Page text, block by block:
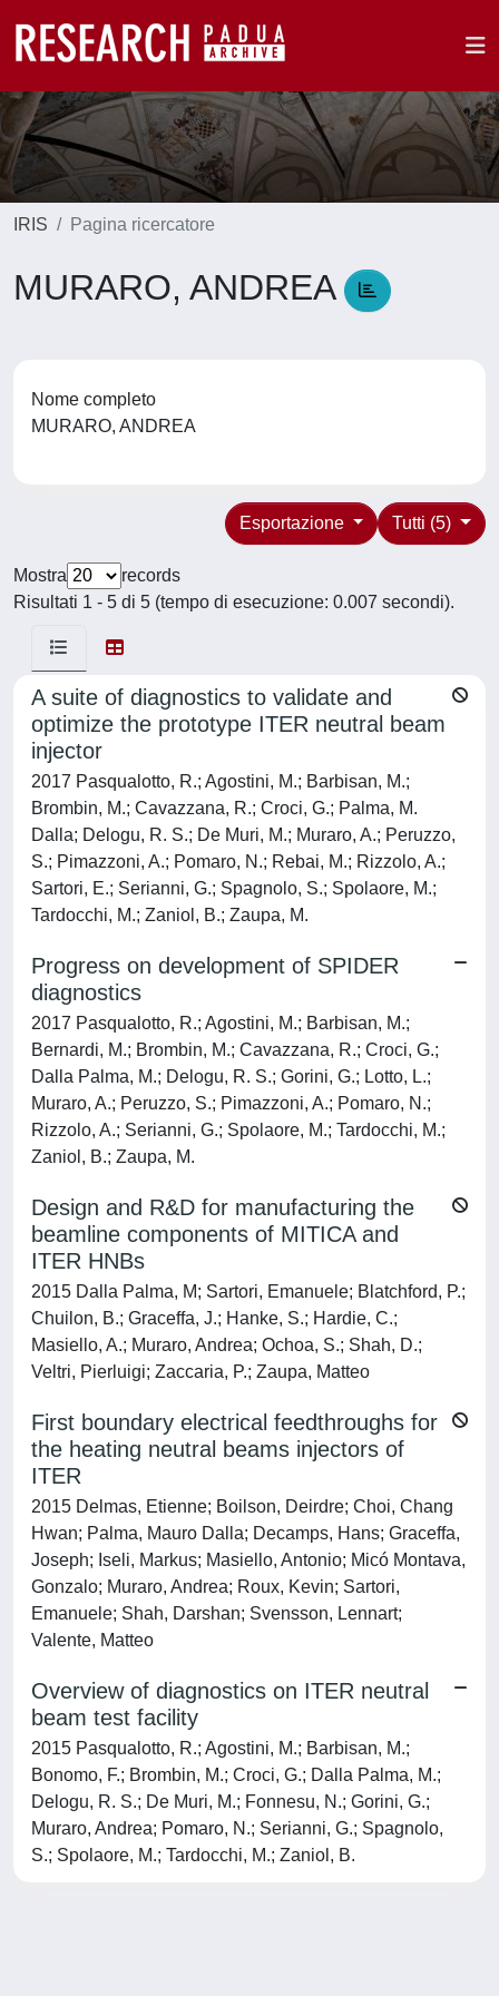
IRIS Pagina ricercatore
MURARO, ANDREA
Nome completo
MURARO, ANDREA
Tutti (5)
Esportazione
Mostra
records
Risultati 1 - 5 di 5 (tempo di esecuzione: 0.007 secondi).
A suite of diagnostics to validate and
optimize the prototype ITER neutral beam
injector
2017 Pasqualotto, R.; Agostini, M.; Barbisan, M.;
Brombin, M.; Cavazzana, R.; Croci, G.; Palma, M.
Dalla; Delogu, R. S.; De Muri, M.; Muraro, A.; Peruzzo,
S.; Pimazzoni, A.; Pomaro, N.; Rebai, M.; Rizzolo, A.;
Sartori, E.; Serianni, G.; Spagnolo, S.; Spolaore, M.;
Tardocchi, M.; Zaniol, B.; Zaupa, M.
Progress on development of SPIDER
diagnostics
2017 Pasqualotto, R.; Agostini, M.; Barbisan, M.;
Bernardi, M.; Brombin, M.; Cavazzana, R.; Croci, G.;
Dalla Palma, M.; Delogu, R. S.; Gorini, G.; Lotto, L.;
Muraro, A.; Peruzzo, S.; Pimazzoni, A.; Pomaro, N.;
Rizzolo, A.; Serianni, G.; Spolaore, M.; Tardocchi, M.;
Zaniol, B.; Zaupa, M.
Design and R&D for manufacturing the
beamline components of MITICA and
ITER HNBs
2015 Dalla Palma, M; Sartori, Emanuele; Blatchford, P.;
Chuilon, B.; Graceffa, J.; Hanke, S.; Hardie, C.;
Masiello, A.; Muraro, Andrea; Ochoa, S.; Shah, D.;
Veltri, Pierluigi; Zaccaria, P.; Zaupa, Matteo
First boundary electrical feedthroughs for
the heating neutral beams injectors of
ITER
2015 Delmas, Etienne; Boilson, Deirdre; Choi, Chang
Hwan; Palma, Mauro Dalla; Decamps, Hans; Graceffa,
Joseph; Iseli, Markus; Masiello, Antonio; Micó Montava,
Gonzalo; Muraro, Andrea; Roux, Kevin; Sartori,
Emanuele; Shah, Darshan; Svensson, Lennart;
Valente, Matteo
Overview of diagnostics on ITER neutral
beam test facility
2015 Pasqualotto, R.; Agostini, M.; Barbisan, M.;
Bonomo, F.; Brombin, M.; Croci, G.; Dalla Palma, M.;
Delogu, R. S.; De Muri, M.; Fonnesu, N.; Gorini, G.;
Muraro, Andrea; Pomaro, N.; Serianni, G.; Spagnolo,
S.; Spolaore, M.; Tardocchi, M.; Zaniol, B.